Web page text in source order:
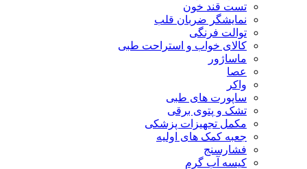
تست قند خون
نمایشگر ضربان قلب
توالت فرنگی
کالای خواب و استراحت طبی
ماساژور
عصا
واکر
ساپورت های طبی
تشک و پتوی برقی
مکمل تجهیزات پزشکی
جعبه کمک های اولیه
فشارسنج
کیسه آب گرم